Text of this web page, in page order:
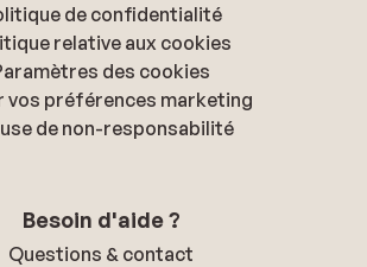
de confidentialité
relative aux cookies
des cookies
vos préférences marketing
de non-responsabilité
Besoin d'aide ?
Questions & contact